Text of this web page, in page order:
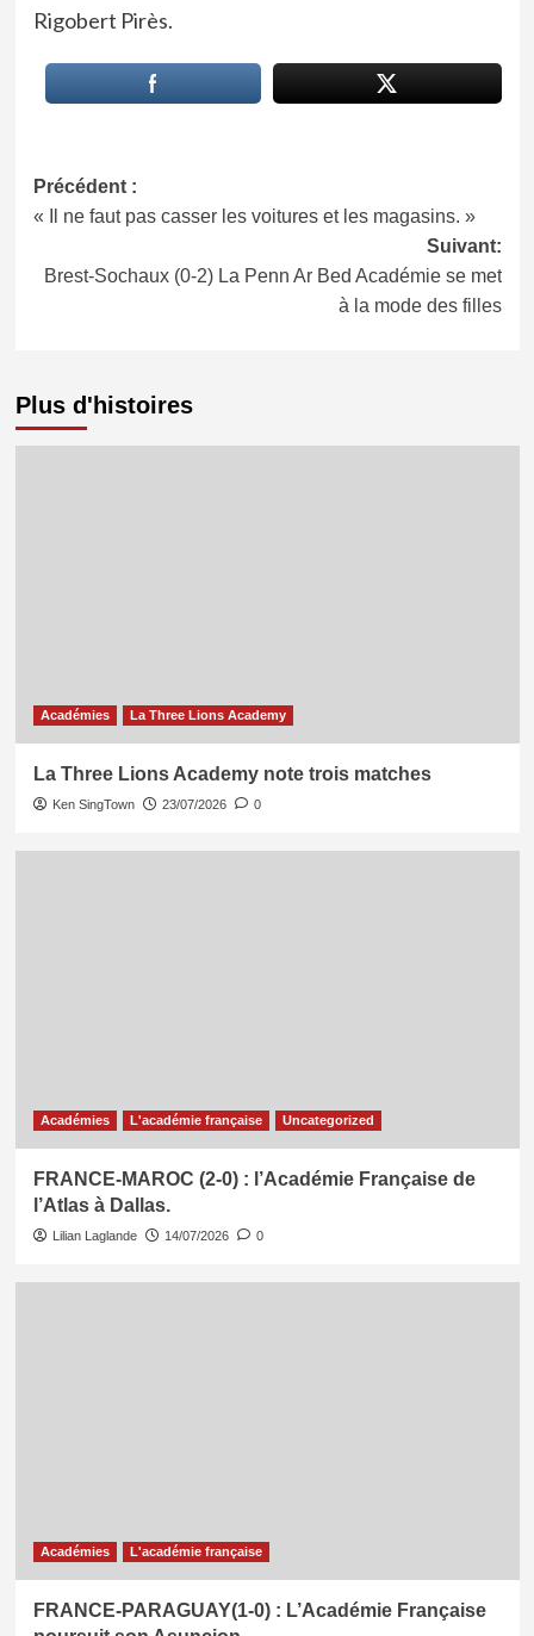
Rigobert Pirès.
Navigation
d’article
Précédent :
« Il ne faut pas casser les voitures et les magasins. »
Suivant:
Brest-Sochaux (0-2) La Penn Ar Bed Académie se met
à la mode des filles
Plus d'histoires
Académies La Three Lions Academy
La Three Lions Academy note trois matches
Ken SingTown 23/07/2026 0
Académies L'académie française Uncategorized
FRANCE-MAROC (2-0) : l’Académie Française de
l’Atlas à Dallas.
Lilian Laglande 14/07/2026 0
Académies L'académie française
FRANCE-PARAGUAY(1-0) : L’Académie Française